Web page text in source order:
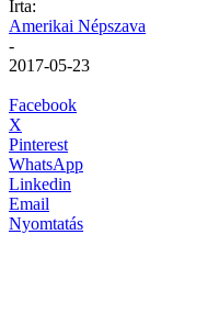
Írta:
Amerikai Népszava
-
2017-05-23
Facebook
X
Pinterest
WhatsApp
Linkedin
Email
Nyomtatás